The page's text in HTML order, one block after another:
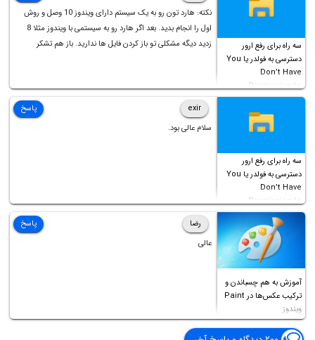
سه راه برای رفع ارور
دسترسی به فولدر یا You
Don’t Have
Permission to
Access this folder
نکته: هارد تون رو به یک سیستم دارای ویندوز 10 وصل و روش
اول را انجام بدید. بعد اگر هارد رو به سیستمی با ویندوز مثلا 8
زدید دیگه مشکلی تو باز کردن فایل ها ندارید. باز هم تشکر
سه راه برای رفع ارور
دسترسی به فولدر یا You
Don’t Have
Permission to
Access this folder
exir
سلام عالی بود.
پاسخ
آموزش به هم چسباندن و
ترکیب عکس‌ها در Paint
ویندوز
رضا
عالی
پاسخ